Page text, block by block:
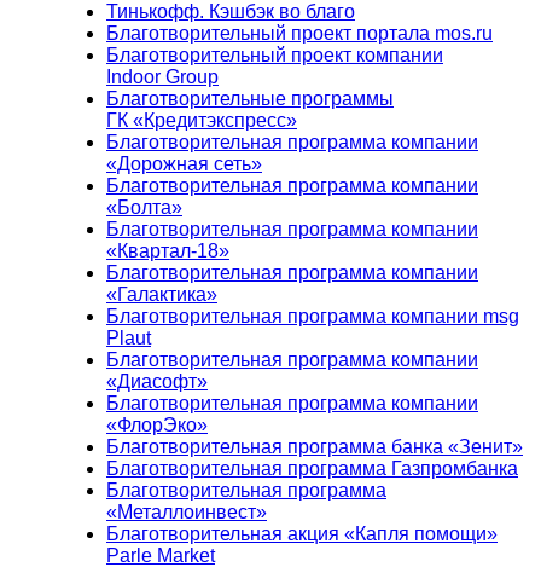
Тинькофф. Кэшбэк во благо
Благотворительный проект портала mos.ru
Благотворительный проект компании
Indoor Group
Благотворительные программы
ГК «Кредитэкспресс»
Благотворительная программа компании
«Дорожная сеть»
Благотворительная программа компании
«Болта»
Благотворительная программа компании
«Квартал-18»
Благотворительная программа компании
«Галактика»
Благотворительная программа компании msg
Plaut
Благотворительная программа компании
«Диасофт»
Благотворительная программа компании
«ФлорЭко»
Благотворительная программа банка «Зенит»
Благотворительная программа Газпромбанка
Благотворительная программа
«Металлоинвест»
Благотворительная акция «Капля помощи»
Parle Market